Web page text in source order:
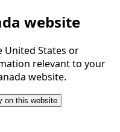
website
United States or
relevant to your
website.
on this website